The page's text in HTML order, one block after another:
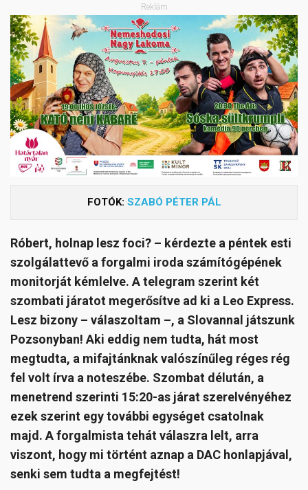
Reklám
FOTÓK: SZABÓ PÉTER PÁL
Róbert, holnap lesz foci? – kérdezte a péntek esti
szolgálattevő a forgalmi iroda számítógépének
monitorját kémlelve. A telegram szerint két
szombati járatot megerősítve ad ki a Leo Express.
Lesz bizony – válaszoltam –, a Slovannal játszunk
Pozsonyban! Aki eddig nem tudta, hát most
megtudta, a mifajtánknak valószínűleg réges rég
fel volt írva a noteszébe. Szombat délután, a
menetrend szerinti 15:20-as járat szerelvényéhez
ezek szerint egy további egységet csatolnak
majd. A forgalmista tehát válaszra lelt, arra
viszont, hogy mi történt aznap a DAC honlapjával,
senki sem tudta a megfejtést!